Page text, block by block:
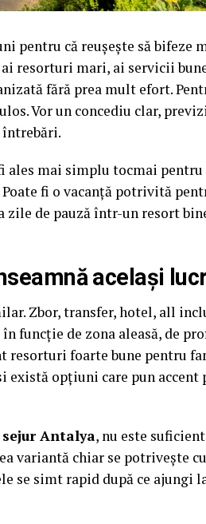
pentru că reușește să bifeze
resorturi mari, ai servicii
fără prea mult efort.
Vor un concediu clar,
întrebări.
ales mai simplu tocmai pentru
fi o vacanță potrivită
zile de pauză într-un resort
același
Zbor, transfer, hotel, all
funcție de zona aleasă, de
resorturi foarte bune pentru
opțiuni care pun accent
sejur Antalya, nu este
variantă chiar se potrivește
se simt rapid după ce ajungi